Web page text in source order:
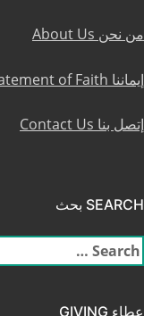
من نحن About Us
إيماننا Statement of Faith
إتصل بنا Contact Us
SEARCH بحث
البحث
عن:
عطاء GIVING